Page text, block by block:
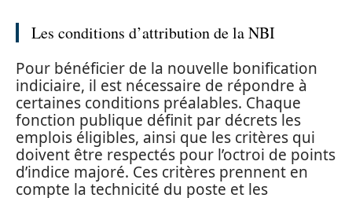
Les conditions d’attribution de la NBI
Pour bénéficier de la nouvelle bonification
indiciaire, il est nécessaire de répondre à
certaines conditions préalables. Chaque
fonction publique définit par décrets les
emplois éligibles, ainsi que les critères qui
doivent être respectés pour l’octroi de points
d’indice majoré. Ces critères prennent en
compte la technicité du poste et les